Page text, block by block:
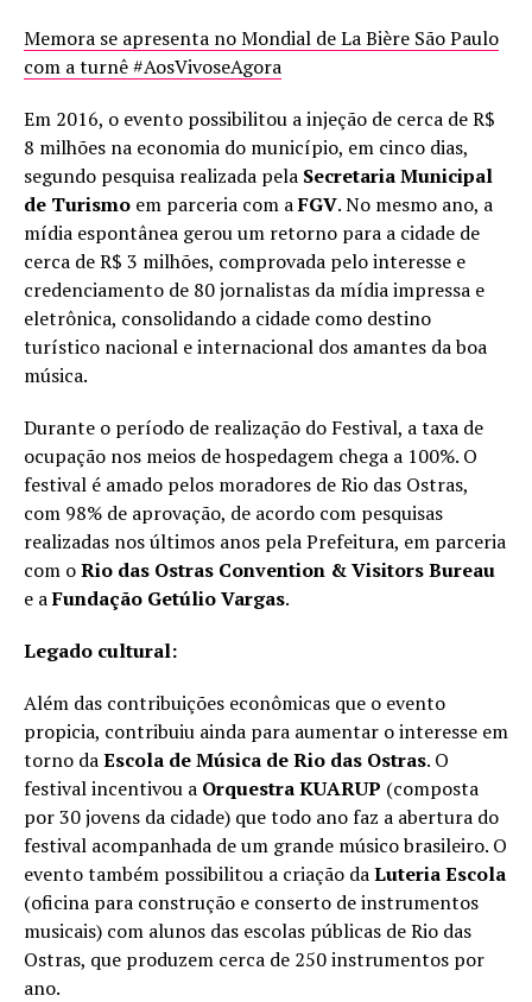
Memora se apresenta no Mondial de La Bière São Paulo
com a turnê #AosVivoseAgora
Em 2016, o evento possibilitou a injeção de cerca de R$
8 milhões na economia do município, em cinco dias,
segundo pesquisa realizada pela Secretaria Municipal
de Turismo em parceria com aFGV. No mesmo ano, a
mídia espontânea gerou um retorno para a cidade de
cerca de R$ 3 milhões, comprovada pelo interesse e
credenciamento de 80 jornalistas da mídia impressa e
eletrônica, consolidando a cidade como destino
turístico nacional e internacional dos amantes da boa
música.
Durante o período de realização do Festival, a taxa de
ocupação nos meios de hospedagem chega a 100%. O
festival é amado pelos moradores de Rio das Ostras,
com 98% de aprovação, de acordo com pesquisas
realizadas nos últimos anos pela Prefeitura, em parceria
com oRio das Ostras Convention & Visitors Bureau
e aFundação Getúlio Vargas.
Legado cultural:
Além das contribuições econômicas que o evento
propicia, contribuiu ainda para aumentar o interesse em
torno daEscola de Música de Rio das Ostras. O
festival incentivou a Orquestra KUARUP (composta
por 30 jovens da cidade) que todo ano faz a abertura do
festival acompanhada de um grande músico brasileiro. O
evento também possibilitou a criação daLuteria Escola
(oficina para construção e conserto de instrumentos
musicais) com alunos das escolas públicas de Rio das
Ostras, que produzem cerca de 250 instrumentos por
ano.